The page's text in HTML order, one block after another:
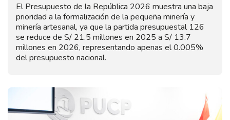
El Presupuesto de la República 2026 muestra una baja
prioridad a la formalización de la pequeña minería y
minería artesanal, ya que la partida presupuestal 126
se reduce de S/ 21.5 millones en 2025 a S/ 13.7
millones en 2026, representando apenas el 0.005%
del presupuesto nacional.